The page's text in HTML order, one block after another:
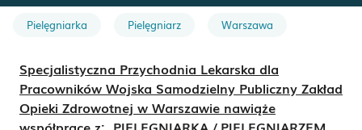
Pielęgniarka Pielęgniarz Warszawa
Specjalistyczna Przychodnia Lekarska dla
Pracowników Wojska Samodzielny Publiczny Zakład
Opieki Zdrowotnej w Warszawie nawiąże